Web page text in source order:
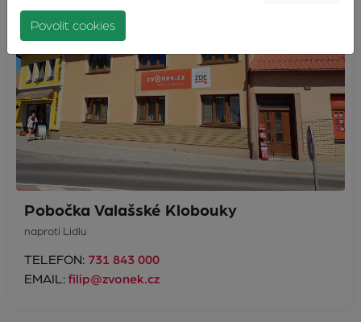
Pobočka Valašské Klobouky
naproti Lidlu
TELEFON: 731 843 000
EMAIL: filip@zvonek.cz
Povolit cookies